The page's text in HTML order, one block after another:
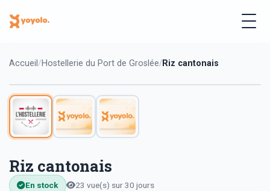
Accueil Hostellerie du Port de Groslée Riz cantonais
Riz cantonais
En stock 23 vue(s) sur 30 jours